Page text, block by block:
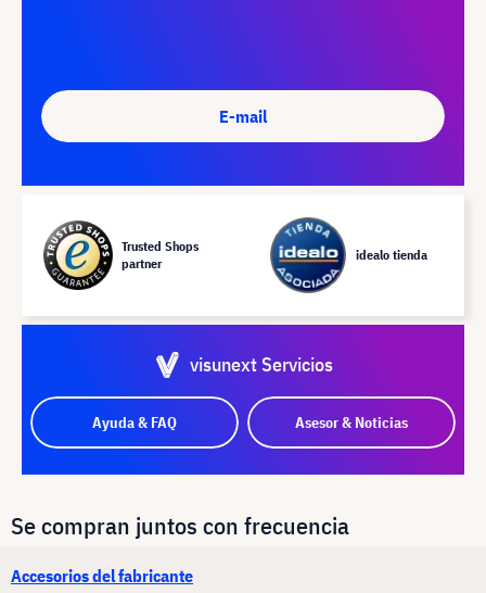
E-mail
Trusted Shops
partner
idealo tienda
visunext Servicios
Ayuda & FAQ Asesor & Noticias
Se compran juntos con frecuencia
Accesorios del fabricante